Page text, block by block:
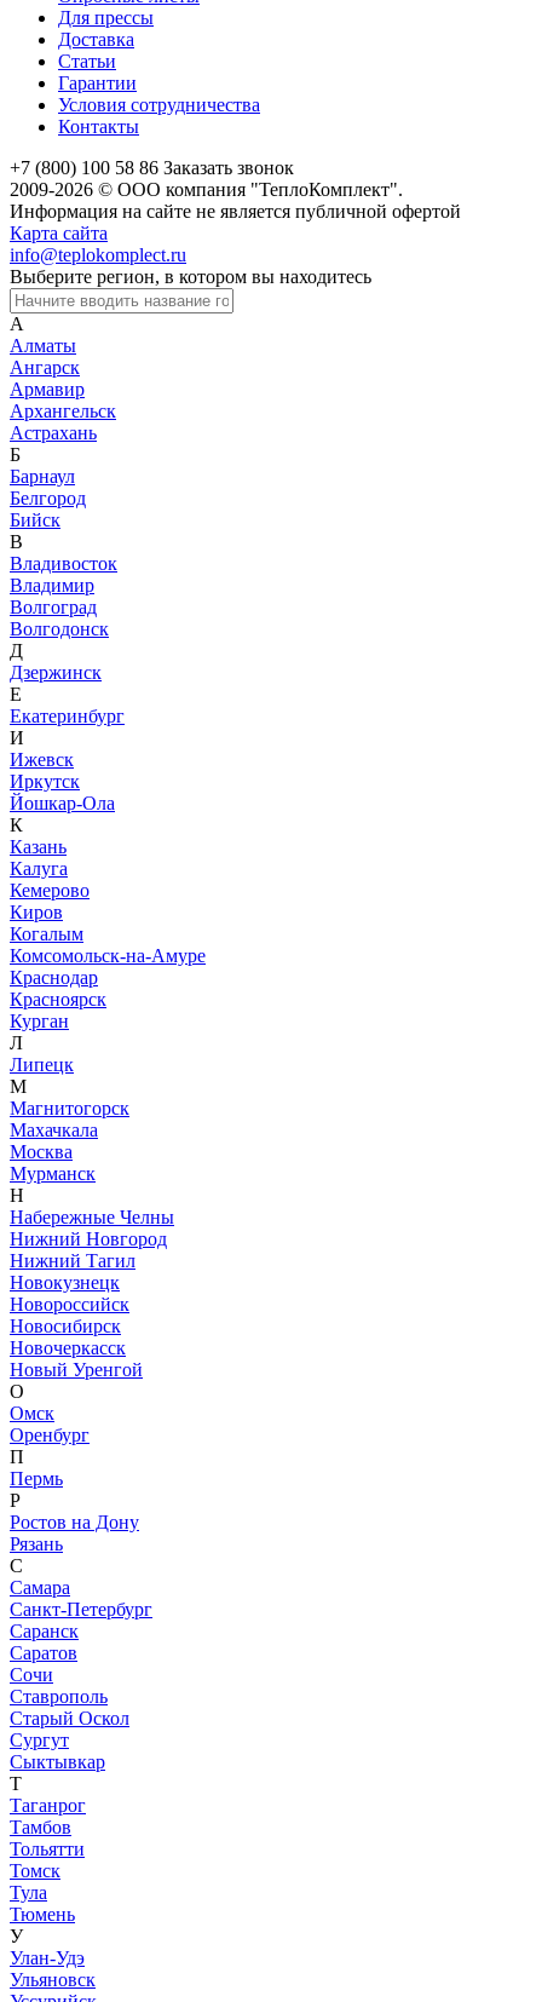
Для прессы
Доставка
Статьи
Гарантии
Условия сотрудничества
Контакты
+7 (800) 100 58 86 Заказать звонок
2009-2026 © ООО компания "ТеплоКомплект".
Информация на сайте не является публичной офертой
Карта сайта
info@teplokomplect.ru
Выберите регион, в котором вы находитесь
А
Алматы
Ангарск
Армавир
Архангельск
Астрахань
Б
Барнаул
Белгород
Бийск
В
Владивосток
Владимир
Волгоград
Волгодонск
Д
Дзержинск
Е
Екатеринбург
И
Ижевск
Иркутск
Йошкар-Ола
К
Казань
Калуга
Кемерово
Киров
Когалым
Комсомольск-на-Амуре
Краснодар
Красноярск
Курган
Л
Липецк
М
Магнитогорск
Махачкала
Москва
Мурманск
Н
Набережные Челны
Нижний Новгород
Нижний Тагил
Новокузнецк
Новороссийск
Новосибирск
Новочеркасск
Новый Уренгой
О
Омск
Оренбург
П
Пермь
Р
Ростов на Дону
Рязань
С
Самара
Санкт-Петербург
Саранск
Саратов
Сочи
Ставрополь
Старый Оскол
Сургут
Сыктывкар
Т
Таганрог
Тамбов
Тольятти
Томск
Тула
Тюмень
У
Улан-Удэ
Ульяновск